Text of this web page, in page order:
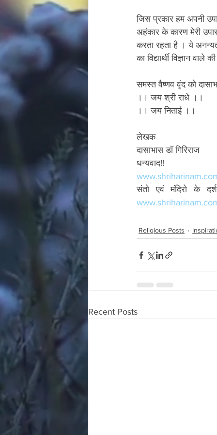
जिस प्रकार हम अपनी
अहंकार के कारण मेरी
करता रहता है । ये
का विद्यार्थी विज्ञान वाले
समस्त वैष्णव वृंद को
।। जय श्री राधे ।।
।। जय निताई ।।
लेखक
दासाभास डॉ गिरिराज
धन्यवाद!!
Religious Posts
Recent Posts